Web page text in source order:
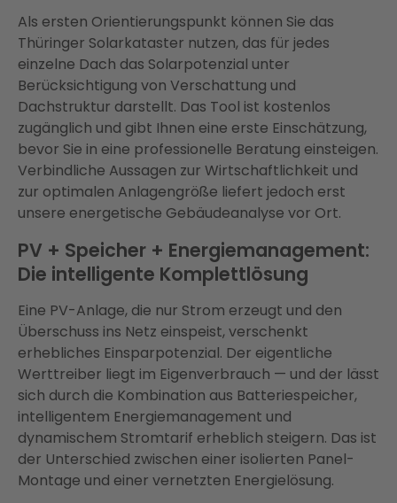
Als ersten Orientierungspunkt können Sie das
Thüringer Solarkataster nutzen, das für jedes
einzelne Dach das Solarpotenzial unter
Berücksichtigung von Verschattung und
Dachstruktur darstellt. Das Tool ist kostenlos
zugänglich und gibt Ihnen eine erste Einschätzung,
bevor Sie in eine professionelle Beratung einsteigen.
Verbindliche Aussagen zur Wirtschaftlichkeit und
zur optimalen Anlagengröße liefert jedoch erst
unsere energetische Gebäudeanalyse vor Ort.
PV + Speicher + Energiemanagement:
Die intelligente Komplettlösung
Eine PV-Anlage, die nur Strom erzeugt und den
Überschuss ins Netz einspeist, verschenkt
erhebliches Einsparpotenzial. Der eigentliche
Werttreiber liegt im Eigenverbrauch — und der lässt
sich durch die Kombination aus Batteriespeicher,
intelligentem Energiemanagement und
dynamischem Stromtarif erheblich steigern. Das ist
der Unterschied zwischen einer isolierten Panel-
Montage und einer vernetzten Energielösung.